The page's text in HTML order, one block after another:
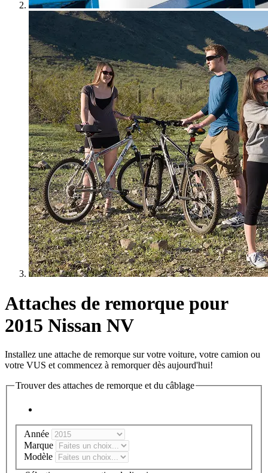
Attaches de remorque pour
2015 Nissan NV
Installez une attache de remorque sur votre voiture, votre camion ou
votre VUS et commencez à remorquer dès aujourd'hui!
Trouver des attaches de remorque et du câblage
Année
Marque
Modèle